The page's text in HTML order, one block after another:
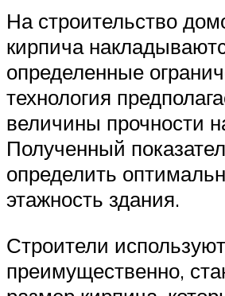
На строительство
кирпича
определенные
технология
величины прочности
Полученный
определить
этажность здания.
Строители
преимущественно,